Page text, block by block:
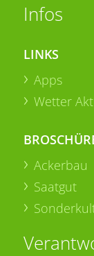
Infos
LINKS
Apps
Wetter
Ackerbau
Saatgut